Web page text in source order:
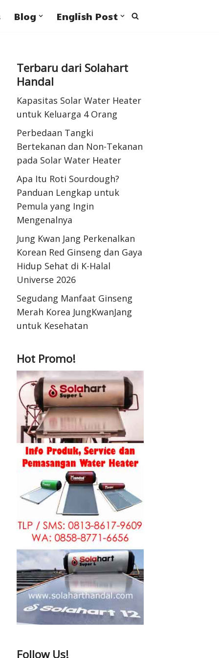
Blog English Post
Terbaru dari Solahart
Handal
Kapasitas Solar Water Heater
untuk Keluarga 4 Orang
Perbedaan Tangki
Bertekanan dan Non-Tekanan
pada Solar Water Heater
Apa Itu Roti Sourdough?
Panduan Lengkap untuk
Pemula yang Ingin
Mengenalnya
Jung Kwan Jang Perkenalkan
Korean Red Ginseng dan Gaya
Hidup Sehat di K-Halal
Universe 2026
Segudang Manfaat Ginseng
Merah Korea JungKwanJang
untuk Kesehatan
Hot Promo!
Follow Us!